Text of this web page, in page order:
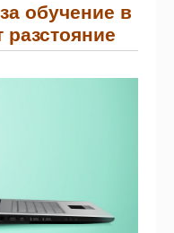
обучение в
разстояние